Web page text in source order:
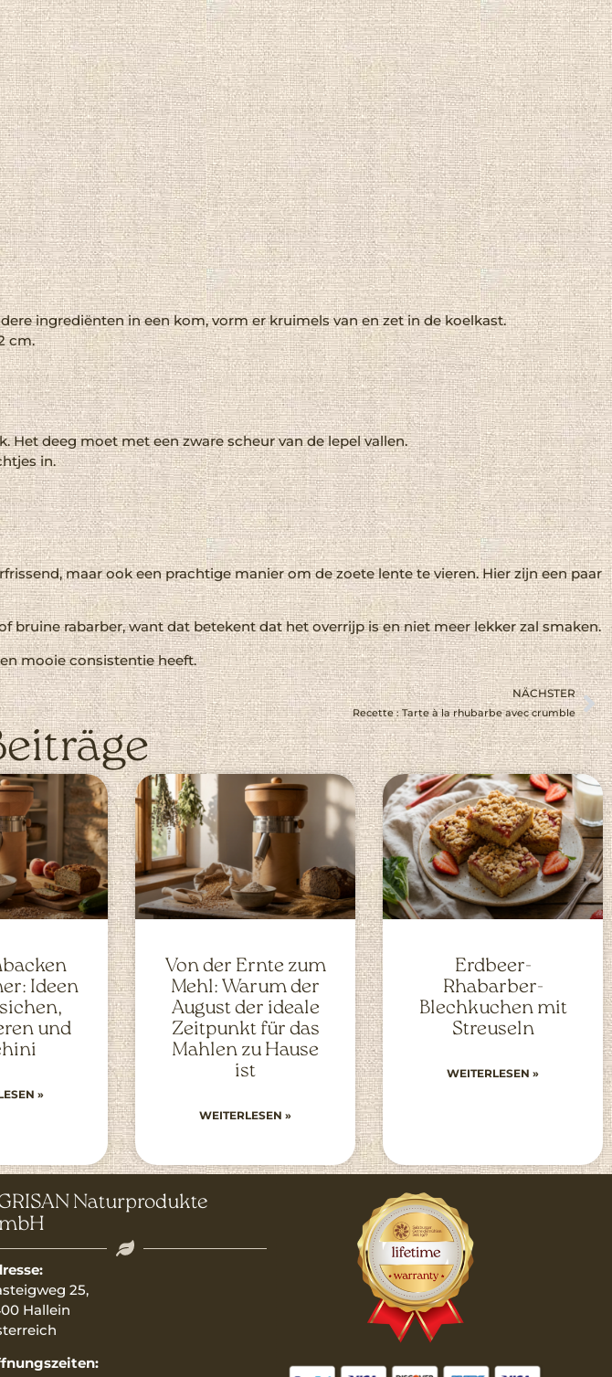
ingrediënten in een kom, vorm er kruimels van en zet in de koelkast.
cm.
deeg moet met een zware scheur van de lepel vallen.
in.
maar ook een prachtige manier om de zoete lente te vieren. Hier zijn een paar
bruine rabarber, want dat betekent dat het overrijp is en niet meer lekker zal smaken.
mooie consistentie heeft.
NÄCHSTER
Recette : Tarte à la rhubarbe avec crumble
Ideen
und
»
Von der Ernte zum
Mehl: Warum der
August der ideale
Zeitpunkt für das
Mahlen zu Hause
ist
WEITERLESEN »
Erdbeer-
Rhabarber-
Blechkuchen mit
Streuseln
WEITERLESEN »
Naturprodukte
25,
Hallein